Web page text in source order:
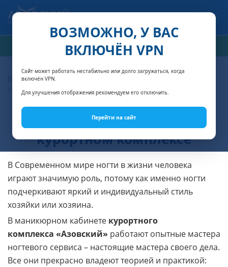
ВОЗМОЖНО, У ВАС
ВКЛЮЧЁН VPN
Сайт может работать нестабильно или долго загружаться, когда
включён VPN.
Для улучшения отображения рекомендуем его отключить.
Перейти на сайт
РАСЧЁТ СТОИМОСТИ
Главная Красота и здоровье
курортном комплексе
Маникюрный кабинет в
курортном комплексе
В Современном мире ногти в жизни человека
играют значимую роль, потому как именно ногти
подчеркивают яркий и индивидуальный стиль
хозяйки или хозяина.
В маникюрном кабинете курортного
комплекса «Азовский» работают опытные мастера
ногтевого сервиса – настоящие мастера своего дела.
Все они прекрасно владеют теорией и практикой: